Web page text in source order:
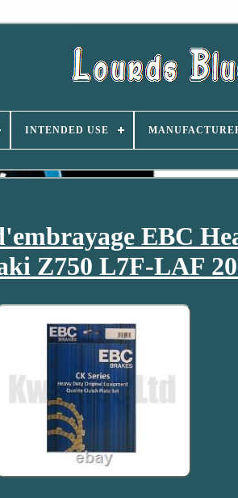
INTENDED USE
EBC
Z750 L7F-LAF